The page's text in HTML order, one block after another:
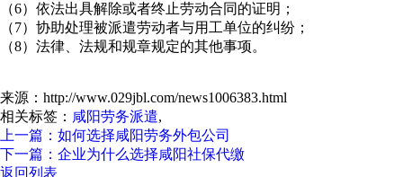
（6）依法出具解除或者终止劳动合同的证明；
（7）协助处理被派遣劳动者与用工单位的纠纷；
（8）法律、法规和规章规定的其他事项。
来源：http://www.029jbl.com/news1006383.html
相关标签： 咸阳劳务派遣,
上一篇：如何选择咸阳劳务外包公司
下一篇：企业为什么选择咸阳社保代缴
返回列表